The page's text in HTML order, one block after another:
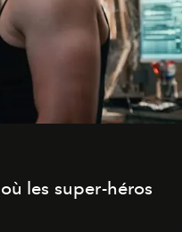
les super-héros